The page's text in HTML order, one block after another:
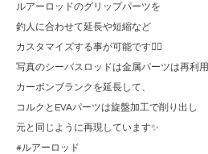
ルアーロッドのグリップパーツを
釣人に合わせて延長や短縮など
カスタマイズする事が可能です🙆‍♂️
写真のシーバスロッドは金属パーツは再利用
カーボンブランクを延長して、
コルクとEVAパーツは旋盤加工で削り出し
元と同じように再現しています✨
#ルアーロッド